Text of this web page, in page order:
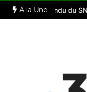
A la Une
: compte rendu du SNJ